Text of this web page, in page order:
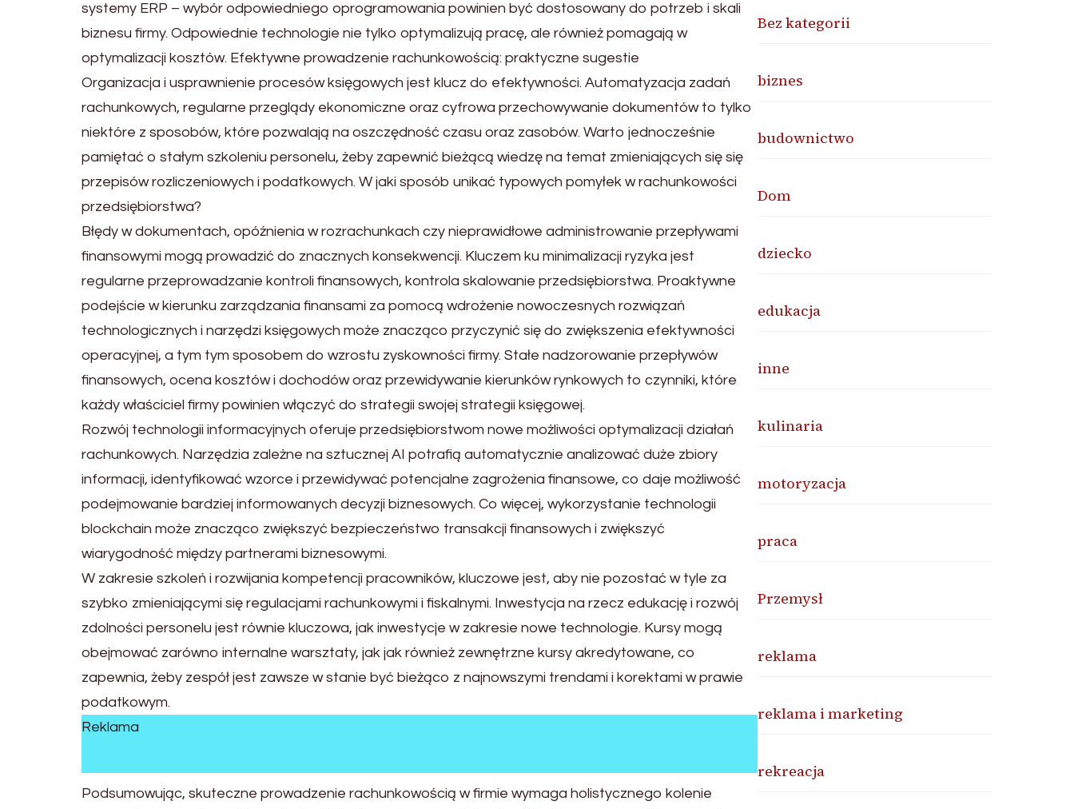
systemy ERP – wybór odpowiedniego oprogramowania powinien być dostosowany do potrzeb i skali
biznesu firmy. Odpowiednie technologie nie tylko optymalizują pracę, ale również pomagają w
optymalizacji kosztów. Efektywne prowadzenie rachunkowością: praktyczne sugestie
Organizacja i usprawnienie procesów księgowych jest klucz do efektywności. Automatyzacja zadań
rachunkowych, regularne przeglądy ekonomiczne oraz cyfrowa przechowywanie dokumentów to tylko
niektóre z sposobów, które pozwalają na oszczędność czasu oraz zasobów. Warto jednocześnie
pamiętać o stałym szkoleniu personelu, żeby zapewnić bieżącą wiedzę na temat zmieniających się się
przepisów rozliczeniowych i podatkowych. W jaki sposób unikać typowych pomyłek w rachunkowości
przedsiębiorstwa?
Błędy w dokumentach, opóźnienia w rozrachunkach czy nieprawidłowe administrowanie przepływami
finansowymi mogą prowadzić do znacznych konsekwencji. Kluczem ku minimalizacji ryzyka jest
regularne przeprowadzanie kontroli finansowych, kontrola skalowanie przedsiębiorstwa. Proaktywne
podejście w kierunku zarządzania finansami za pomocą wdrożenie nowoczesnych rozwiązań
technologicznych i narzędzi księgowych może znacząco przyczynić się do zwiększenia efektywności
operacyjnej, a tym tym sposobem do wzrostu zyskowności firmy. Stałe nadzorowanie przepływów
finansowych, ocena kosztów i dochodów oraz przewidywanie kierunków rynkowych to czynniki, które
każdy właściciel firmy powinien włączyć do strategii swojej strategii księgowej.
Rozwój technologii informacyjnych oferuje przedsiębiorstwom nowe możliwości optymalizacji działań
rachunkowych. Narzędzia zależne na sztucznej AI potrafią automatycznie analizować duże zbiory
informacji, identyfikować wzorce i przewidywać potencjalne zagrożenia finansowe, co daje możliwość
podejmowanie bardziej informowanych decyzji biznesowych. Co więcej, wykorzystanie technologii
blockchain może znacząco zwiększyć bezpieczeństwo transakcji finansowych i zwiększyć
wiarygodność między partnerami biznesowymi.
W zakresie szkoleń i rozwijania kompetencji pracowników, kluczowe jest, aby nie pozostać w tyle za
szybko zmieniającymi się regulacjami rachunkowymi i fiskalnymi. Inwestycja na rzecz edukację i rozwój
zdolności personelu jest równie kluczowa, jak inwestycje w zakresie nowe technologie. Kursy mogą
obejmować zarówno internalne warsztaty, jak jak również zewnętrzne kursy akredytowane, co
zapewnia, żeby zespół jest zawsze w stanie być bieżąco z najnowszymi trendami i korektami w prawie
podatkowym.
Reklama
Podsumowując, skuteczne prowadzenie rachunkowością w firmie wymaga holistycznego kolenie
Bez kategorii
biznes
budownictwo
Dom
dziecko
edukacja
inne
kulinaria
motoryzacja
praca
Przemysł
reklama
reklama i marketing
rekreacja